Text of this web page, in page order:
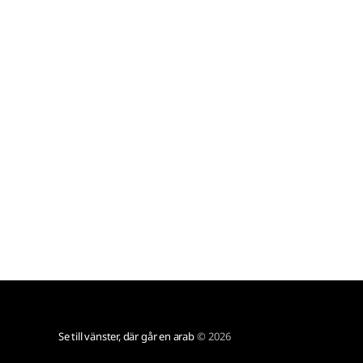
Se till vänster, där går en arab© 2026